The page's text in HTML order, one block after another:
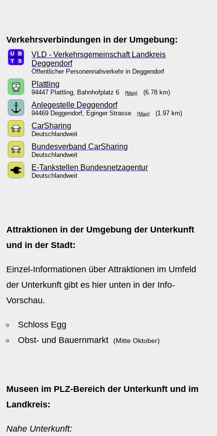
Verkehrsverbindungen in der Umgebung:
VLD - Verkehrsgemeinschaft Landkreis
Deggendorf
Öffentlicher Personennahverkehr in Deggendorf
Plattling
94447 Plattling, Bahnhofplatz 6[Map] (6.78 km)
Anlegestelle Deggendorf
94469 Deggendorf, Eginger Strasse[Map] (1.97 km)
CarSharing
Deutschlandweit
Bundesverband CarSharing
Deutschlandweit
E-Tankstellen Bundesnetzagentur
Deutschlandweit
Attraktionen in der Umgebung der Unterkunft
und in der Stadt:
Einzel-Informationen über Attraktionen im Umfeld
der Unterkunft gibt es hier unten in der Info-
Vorschau.
Schloss Egg
Obst- und Bauernmarkt(Mitte Oktober)
Museen im PLZ-Bereich der Unterkunft und im
Landkreis:
Nahe Unterkunft: